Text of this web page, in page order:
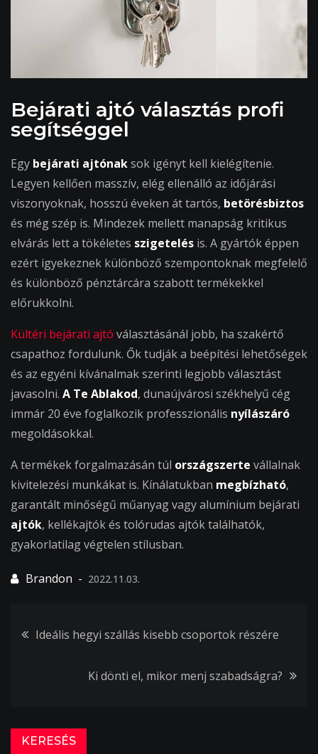
Bejárati ajtó választás profi
segítséggel
Egy bejárati ajtónaksok igényt kell kielégítenie.
Legyen kellően masszív, elég ellenálló az időjárási
viszonyoknak, hosszú éveken át tartós, betörésbiztos
és még szép is. Mindezek mellett manapság kritikus
elvárás lett a tökéletes szigetelés is. A gyártók éppen
ezért igyekeznek különböző szempontoknak megfelelő
és különböző pénztárcára szabott termékekkel
előrukkolni.
Kültéri bejárati ajtó választásánál jobb, ha szakértő
csapathoz fordulunk. Ők tudják a beépítési lehetőségek
és az egyéni kívánalmak szerinti legjobb választást
javasolni. A Te Ablakod, dunaújvárosi székhelyű cég
immár 20 éve foglalkozik professzionális nyílászáró
megoldásokkal.
A termékek forgalmazásán túl országszerte vállalnak
kivitelezési munkákat is. Kínálatukban megbízható,
garantált minőségű műanyag vagy alumínium bejárati
ajtók, kellékajtók és tolórudas ajtók találhatók,
gyakorlatilag végtelen stílusban.
2022.11.03.
Bejegyzés
navigáció
Ideális hegyi szállás kisebb csoportok részére
Ki dönti el, mikor menj szabadságra?
KERESÉS